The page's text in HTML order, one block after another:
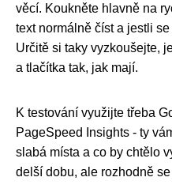
věcí. Koukněte hlavně na
text normálně číst a jestli
Určitě si taky vyzkoušejte,
a tlačítka tak, jak mají.
K testování využijte třeba
PageSpeed Insights - ty
slabá místa a co by chtělo
delší dobu, ale rozhodně